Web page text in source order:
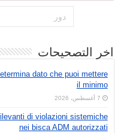
اخر التصحيحات
dato che puoi mettere
il minimo
7 أغسطس، 2026
di violazioni sistemiche
nei bisca ADM autorizzati